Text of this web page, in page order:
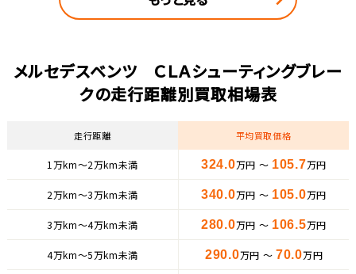
メルセデスベンツ ＣＬＡシューティングブレー
クの走行距離別買取相場表
走行距離 平均買取価格
1万km〜2万km未満 324.0万円 ～ 105.7万円
2万km〜3万km未満 340.0万円 ～ 105.0万円
3万km〜4万km未満 280.0万円 ～ 106.5万円
4万km〜5万km未満 290.0万円 ～ 70.0万円